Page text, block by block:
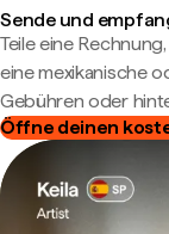
Sende und
Teile eine
eine mexikanische
Gebühren oder
Öffne deinen